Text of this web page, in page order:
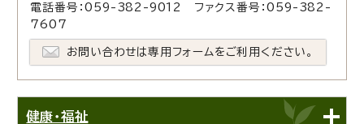
電話番号：059-382-9012 ファクス番号：059-382-
7607
お問い合わせは専用フォームをご利用ください。
健康・福祉